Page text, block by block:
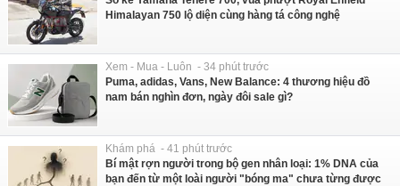
Himalayan 750 lộ diện cùng hàng tá công nghệ
Xem - Mua - Luôn - 34 phút trước
Puma, adidas, Vans, New Balance: 4 thương hiệu đồ
nam bán nghìn đơn, ngày đôi sale gì?
Khám phá - 41 phút trước
Bí mật rợn người trong bộ gen nhân loại: 1% DNA của
bạn đến từ một loài người "bóng ma" chưa từng được